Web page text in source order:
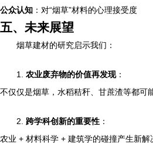
公众认知 ：对“烟草”材料的心理接受度
五、未来展望
烟草建材的研究启示我们：
1. 农业废弃物的价值再发现：
不仅仅是烟草，水稻秸秆、甘蔗渣等都可
2. 跨学科创新的重要性 ：
农业 + 材料科学 + 建筑学的碰撞产生新解